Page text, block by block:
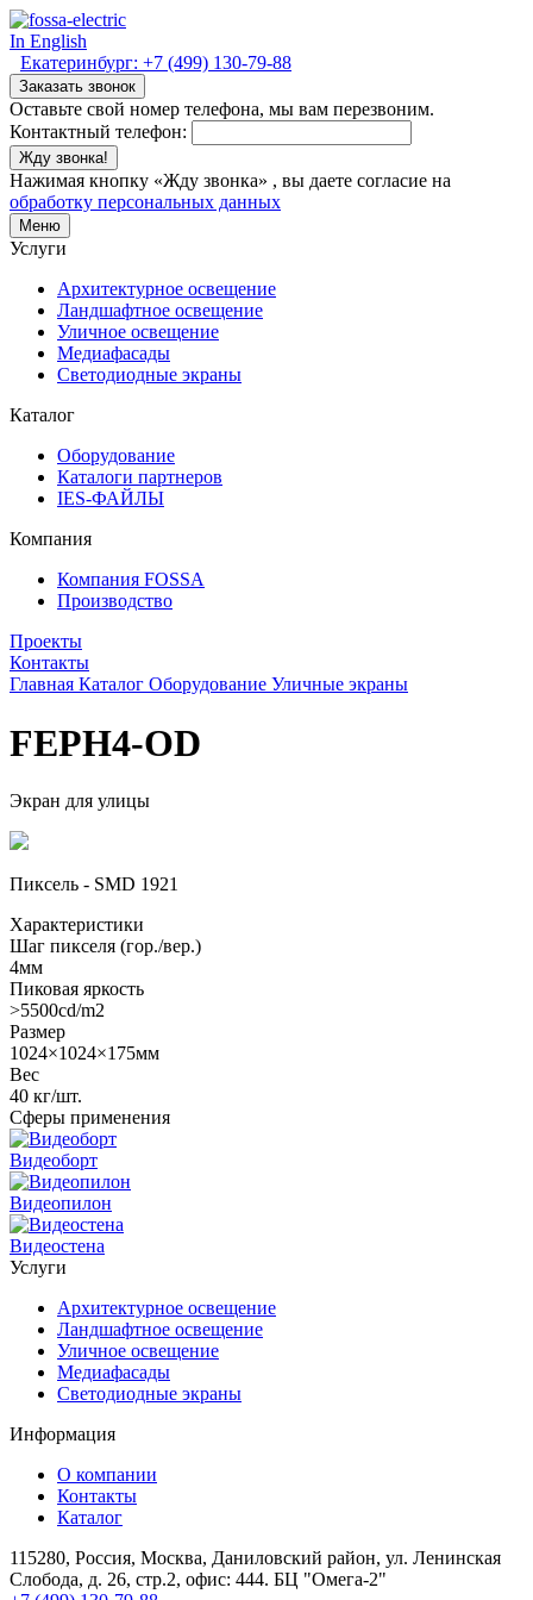
In English
Екатеринбург: +7 (499) 130-79-88
Заказать звонок
Оставьте свой номер телефона, мы вам перезвоним.
Контактный телефон:
Жду звонка!
Нажимая кнопку «Жду звонка» , вы даете согласие на
обработку персональных данных
Меню
Услуги
Архитектурное освещение
Ландшафтное освещение
Уличное освещение
Медиафасады
Светодиодные экраны
Каталог
Оборудование
Каталоги партнеров
IES-ФАЙЛЫ
Компания
Компания FOSSA
Производство
Проекты
Контакты
Главная Каталог Оборудование Уличные экраны
FEPH4-OD
Экран для улицы
Пиксель - SMD 1921
Характеристики
Шаг пикселя (гор./вер.)
4мм
Пиковая яркость
>5500cd/m2
Размер
1024×1024×175мм
Вес
40 кг/шт.
Сферы применения
Видеоборт
Видеопилон
Видеостена
Услуги
Архитектурное освещение
Ландшафтное освещение
Уличное освещение
Медиафасады
Светодиодные экраны
Информация
О компании
Контакты
Каталог
115280, Россия, Москва, Даниловский район, ул. Ленинская
Слобода, д. 26, стр.2, офис: 444. БЦ "Омега-2"